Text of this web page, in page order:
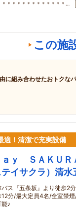
＊＊＊＊＊＊＊＊＊＊＊＊＊…
この施
に組み合わせたおトクな
適！清潔で充実設備
ａｙ ＳＡＫＵ
テイサクラ）清水
バス『五条坂』より徒歩2
12分/最大定員4名/全室禁
♪